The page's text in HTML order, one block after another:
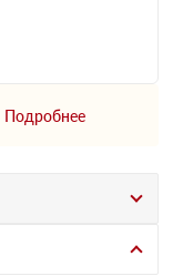
Подробнее